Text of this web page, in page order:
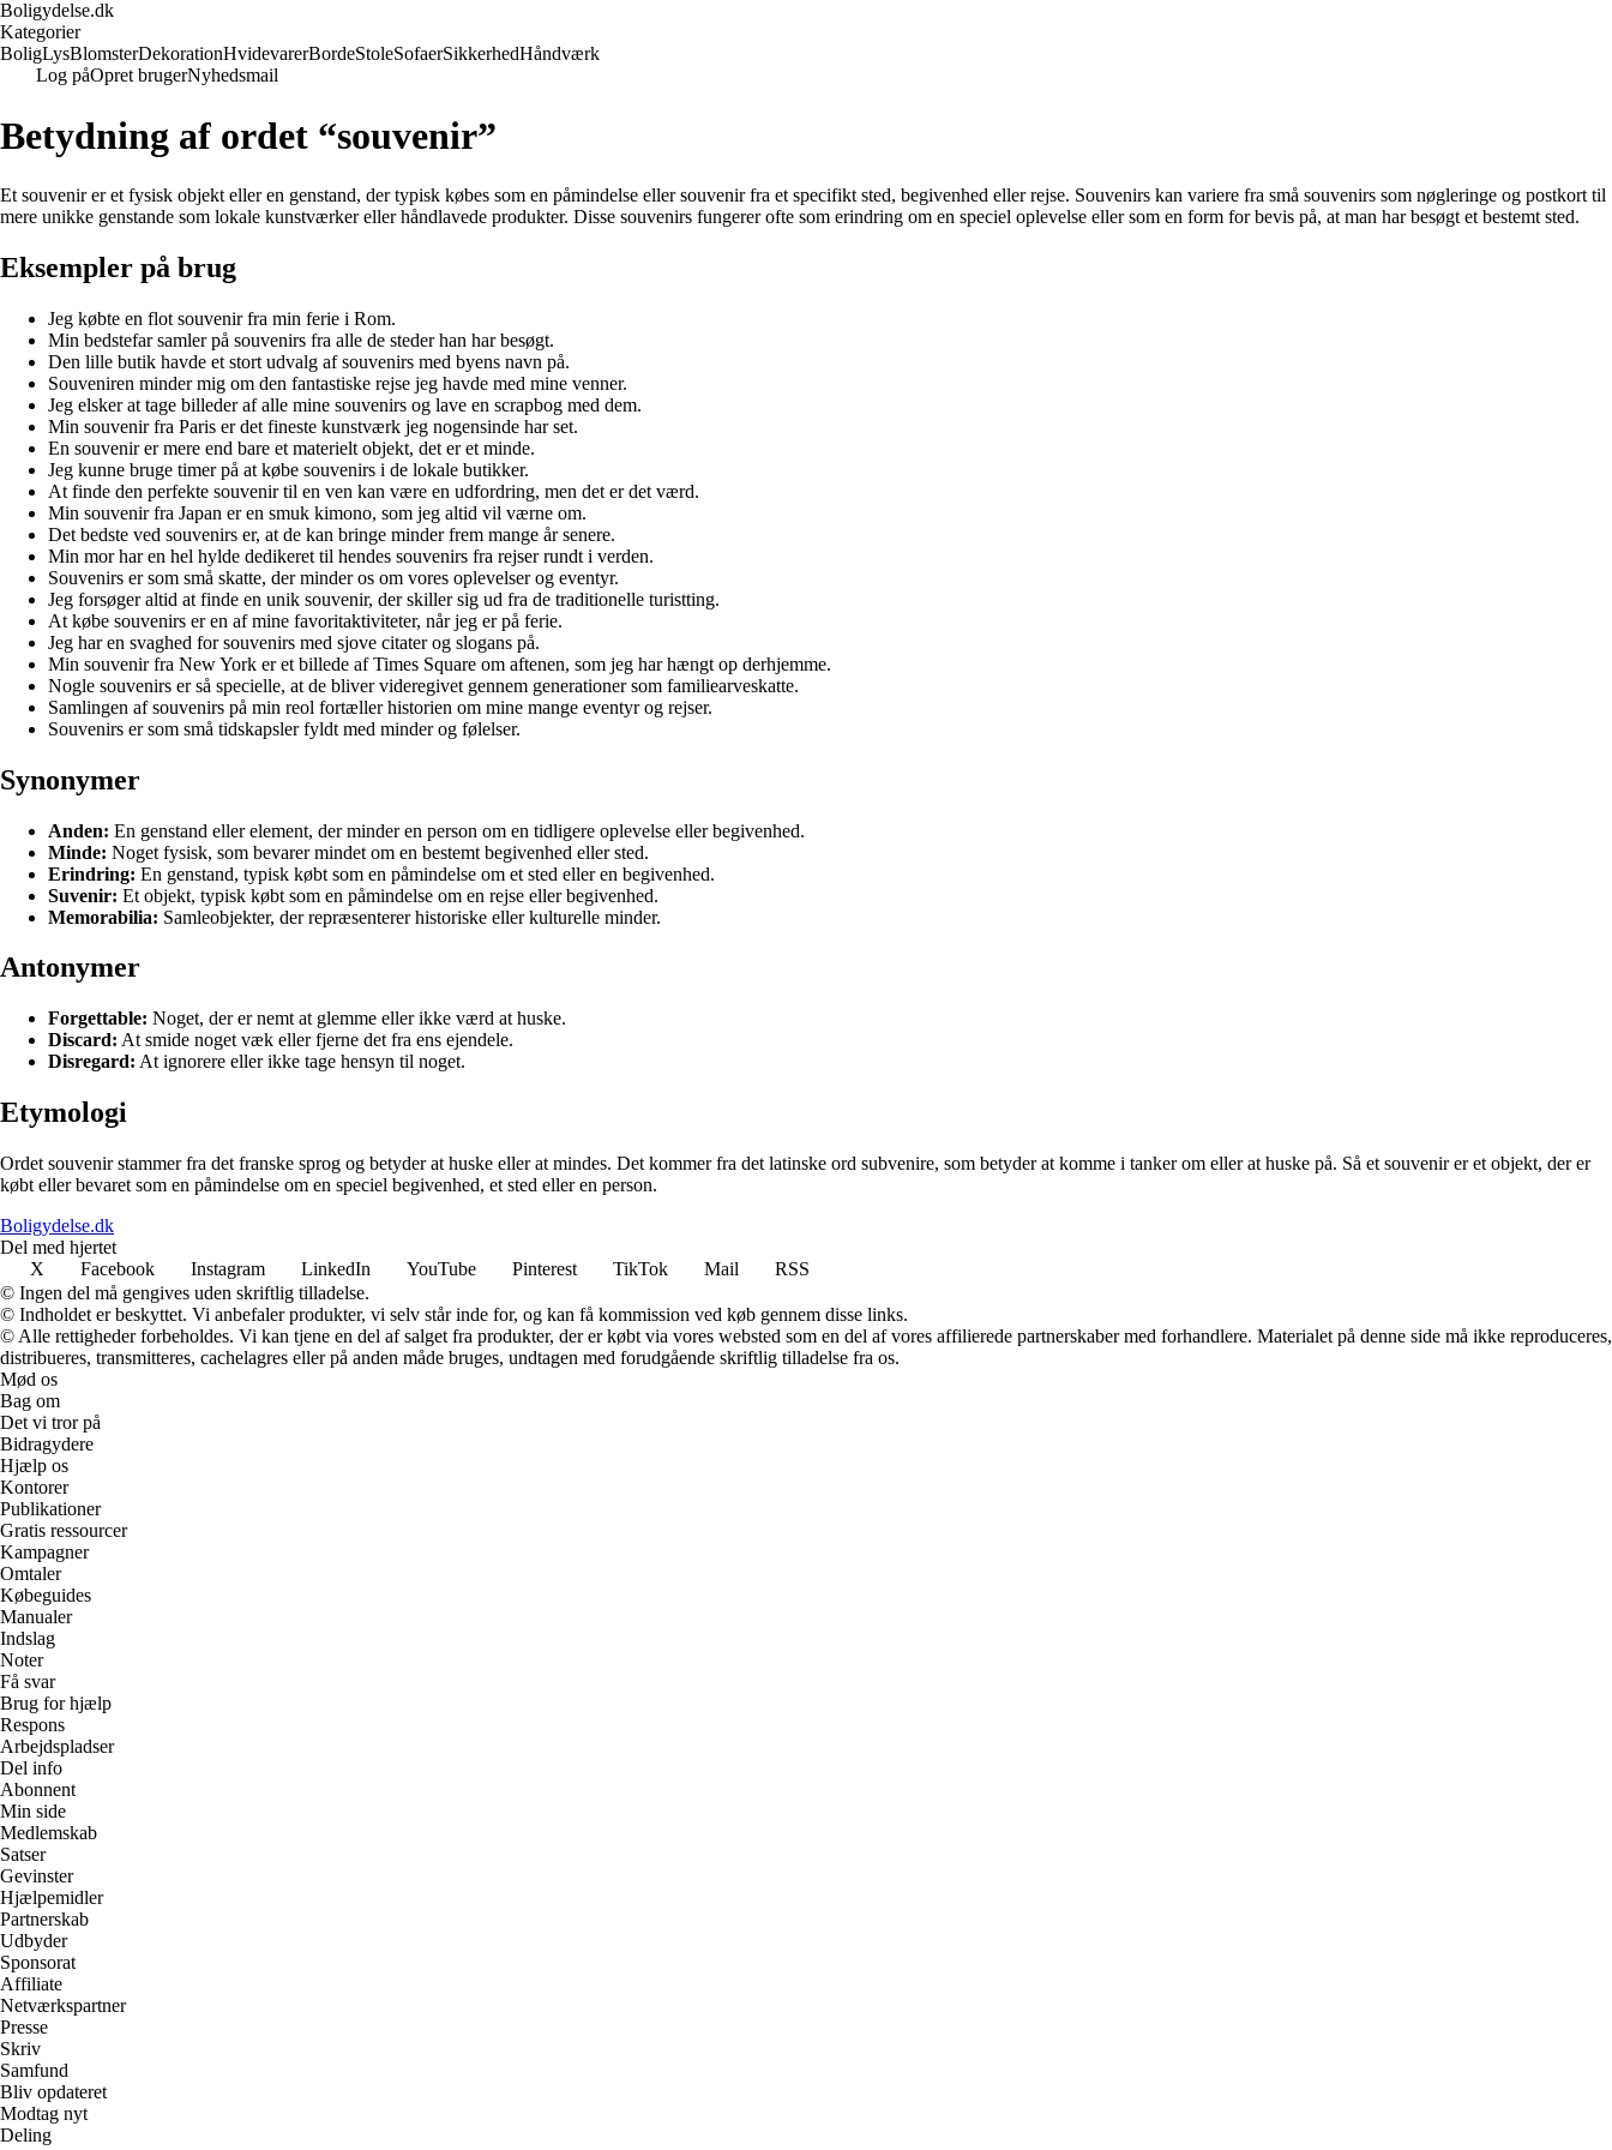
Boligydelse.dk
Kategorier
BoligLysBlomsterDekorationHvidevarerBordeStoleSofaerSikkerhedHåndværk
Log påOpret brugerNyhedsmail
Betydning af ordet “souvenir”
Et souvenir er et fysisk objekt eller en genstand, der typisk købes som en påmindelse eller souvenir fra et specifikt sted, begivenhed eller rejse. Souvenirs kan variere fra små souvenirs som nøgleringe og postkort til
mere unikke genstande som lokale kunstværker eller håndlavede produkter. Disse souvenirs fungerer ofte som erindring om en speciel oplevelse eller som en form for bevis på, at man har besøgt et bestemt sted.
Eksempler på brug
Jeg købte en flot souvenir fra min ferie i Rom.
Min bedstefar samler på souvenirs fra alle de steder han har besøgt.
Den lille butik havde et stort udvalg af souvenirs med byens navn på.
Souveniren minder mig om den fantastiske rejse jeg havde med mine venner.
Jeg elsker at tage billeder af alle mine souvenirs og lave en scrapbog med dem.
Min souvenir fra Paris er det fineste kunstværk jeg nogensinde har set.
En souvenir er mere end bare et materielt objekt, det er et minde.
Jeg kunne bruge timer på at købe souvenirs i de lokale butikker.
At finde den perfekte souvenir til en ven kan være en udfordring, men det er det værd.
Min souvenir fra Japan er en smuk kimono, som jeg altid vil værne om.
Det bedste ved souvenirs er, at de kan bringe minder frem mange år senere.
Min mor har en hel hylde dedikeret til hendes souvenirs fra rejser rundt i verden.
Souvenirs er som små skatte, der minder os om vores oplevelser og eventyr.
Jeg forsøger altid at finde en unik souvenir, der skiller sig ud fra de traditionelle turistting.
At købe souvenirs er en af mine favoritaktiviteter, når jeg er på ferie.
Jeg har en svaghed for souvenirs med sjove citater og slogans på.
Min souvenir fra New York er et billede af Times Square om aftenen, som jeg har hængt op derhjemme.
Nogle souvenirs er så specielle, at de bliver videregivet gennem generationer som familiearveskatte.
Samlingen af souvenirs på min reol fortæller historien om mine mange eventyr og rejser.
Souvenirs er som små tidskapsler fyldt med minder og følelser.
Synonymer
Anden: En genstand eller element, der minder en person om en tidligere oplevelse eller begivenhed.
Minde: Noget fysisk, som bevarer mindet om en bestemt begivenhed eller sted.
Erindring: En genstand, typisk købt som en påmindelse om et sted eller en begivenhed.
Suvenir: Et objekt, typisk købt som en påmindelse om en rejse eller begivenhed.
Memorabilia: Samleobjekter, der repræsenterer historiske eller kulturelle minder.
Antonymer
Forgettable: Noget, der er nemt at glemme eller ikke værd at huske.
Discard: At smide noget væk eller fjerne det fra ens ejendele.
Disregard: At ignorere eller ikke tage hensyn til noget.
Etymologi
Ordet souvenir stammer fra det franske sprog og betyder at huske eller at mindes. Det kommer fra det latinske ord subvenire, som betyder at komme i tanker om eller at huske på. Så et souvenir er et objekt, der er
købt eller bevaret som en påmindelse om en speciel begivenhed, et sted eller en person.
Boligydelse.dk
Del med hjertet
X
Facebook Instagram LinkedIn YouTube Pinterest TikTok Mail
RSS
© Ingen del må gengives uden skriftlig tilladelse.
© Indholdet er beskyttet. Vi anbefaler produkter, vi selv står inde for, og kan få kommission ved køb gennem disse links.
© Alle rettigheder forbeholdes. Vi kan tjene en del af salget fra produkter, der er købt via vores websted som en del af vores affilierede partnerskaber med forhandlere. Materialet på denne side må ikke reproduceres,
distribueres, transmitteres, cachelagres eller på anden måde bruges, undtagen med forudgående skriftlig tilladelse fra os.
Mød os
Bag om
Det vi tror på
Bidragydere
Hjælp os
Kontorer
Publikationer
Gratis ressourcer
Kampagner
Omtaler
Købeguides
Manualer
Indslag
Noter
Få svar
Brug for hjælp
Respons
Arbejdspladser
Del info
Abonnent
Min side
Medlemskab
Satser
Gevinster
Hjælpemidler
Partnerskab
Udbyder
Sponsorat
Affiliate
Netværkspartner
Presse
Skriv
Samfund
Bliv opdateret
Modtag nyt
Deling